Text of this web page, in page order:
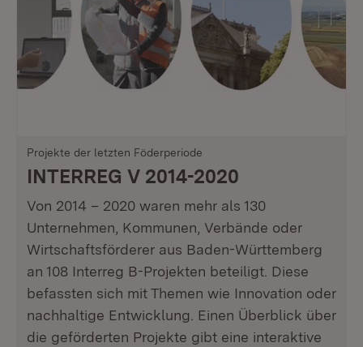
Projekte der letzten Föderperiode
INTERREG V 2014-2020
Von 2014 – 2020 waren mehr als 130
Unternehmen, Kommunen, Verbände oder
Wirtschaftsförderer aus Baden-Württemberg
an 108 Interreg B-Projekten beteiligt. Diese
befassten sich mit Themen wie Innovation oder
nachhaltige Entwicklung. Einen Überblick über
die geförderten Projekte gibt eine interaktive